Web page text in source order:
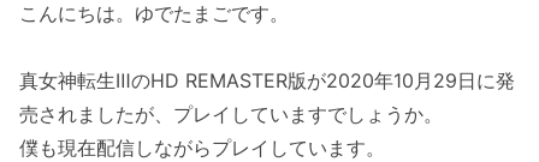
こんにちは。ゆでたまごです。
真女神転生ⅢのHD REMASTER版が2020年10月29日に発
売されましたが、プレイしていますでしょうか。
僕も現在配信しながらプレイしています。